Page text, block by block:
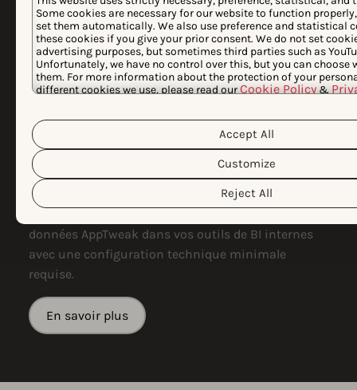
Some cookies are necessary for our website to function
set them automatically. We also use preference and statistical
these cookies if you give your prior consent. We do not set
advertising purposes, but sometimes third parties such as
Unfortunately, we have no control over this, but you can choose
them. For more information about the protection of your
different cookies we use, please read ourCookie Policy&
Reject All
Customize
Accept All
Vous souhaitez
consolider les données
app store dans votre
outil de BI ?
Si vous souhaitez rapporter la croissance de app
dans votre système de reporting interne,
données AppTweak dans vos outils de BI internes
avec une configuration technique minimale
requise.
En savoir plus